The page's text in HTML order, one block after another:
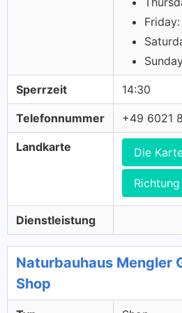
Sperrzeit 14:30
Telefonnummer +49 6021
Landkarte Die
Richtung
Dienstleistung
Naturbauhaus Mengler
Shop